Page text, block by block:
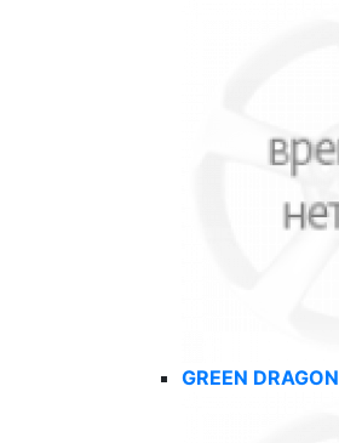
GREEN DRAGON